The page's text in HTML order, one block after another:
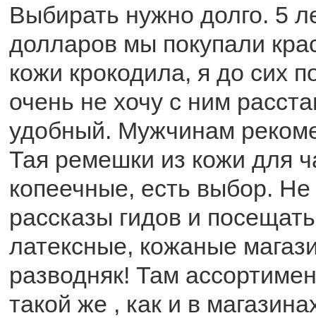
Выбирать нужно долго. 5
долларов мы покупали
кожи крокодила, я до сих
очень не хочу с ним
удобный. Мужчинам
Тая ремешки из кожи для
копеечные, есть выбор. Не
рассказы гидов и
латексные, кожаные
разводняк! Там
такой же , как и в